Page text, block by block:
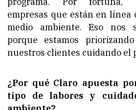
empresas que están en línea
medio ambiente. Eso nos
porque estamos
nuestros clientes cuidando el
¿Por qué Claro apuesta
tipo de labores y